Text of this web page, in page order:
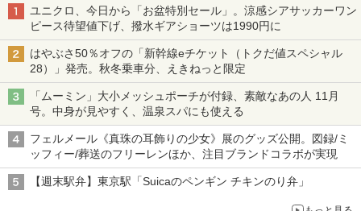
ユニクロ、今日から「お盆特別セール」。涼感シアサッカーワン
ピース待望値下げ、撥水ギアショーツは1990円に
はやぶさ50％オフの「新幹線eチケット（トクだ値スペシャル
28）」発売。秋冬乗車分、えきねっと限定
「ムーミン」大小メッシュポーチが付録、素敵なあの人 11月
号。中身が見やすく、温泉スパにも使える
フェルメール《真珠の耳飾りの少女》展のグッズ公開。図録/ミ
ッフィー/葬送のフリーレンほか、注目ブランドコラボが実現
【週末駅弁】東京駅「Suicaのペンギン チキンのり弁」